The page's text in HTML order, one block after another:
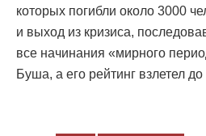
которых погибли около 3000
и выход из кризиса,
все начинания «мирного
Буша, а его рейтинг взлетел